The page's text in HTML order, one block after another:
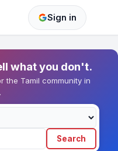
Sign in
what you don't.
the Tamil community in
Search